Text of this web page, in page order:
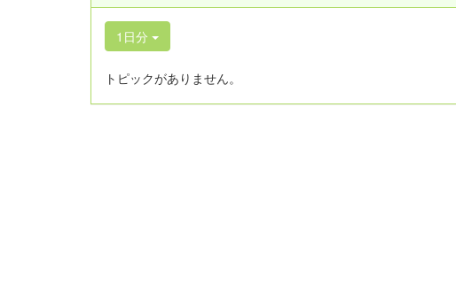
1日分
トピックがありません。